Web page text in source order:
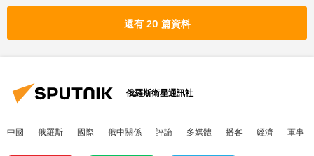
還有 20 篇資料
俄羅斯衛星通訊社
中國 俄羅斯 國際 俄中關係 評論 多媒體 播客 經濟 軍事